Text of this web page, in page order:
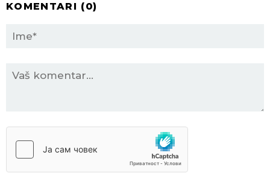
KOMENTARI (0)